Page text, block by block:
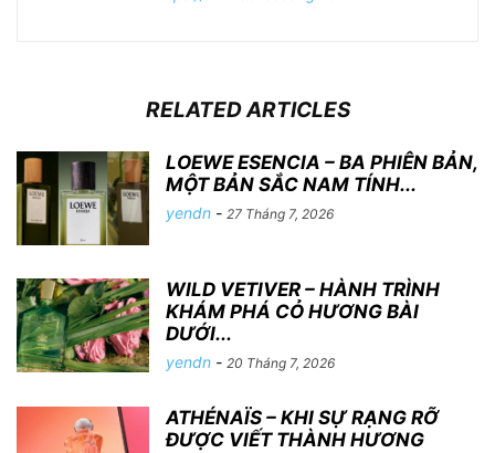
RELATED ARTICLES
LOEWE ESENCIA – BA PHIÊN BẢN,
MỘT BẢN SẮC NAM TÍNH...
yendn - 27 Tháng 7, 2026
WILD VETIVER – HÀNH TRÌNH
KHÁM PHÁ CỎ HƯƠNG BÀI
DƯỚI...
yendn - 20 Tháng 7, 2026
ATHÉNAÏS – KHI SỰ RẠNG RỠ
ĐƯỢC VIẾT THÀNH HƯƠNG